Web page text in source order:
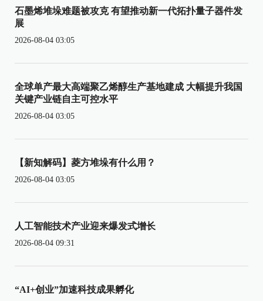
石墨烯堆垛难题被攻克 有望推动新一代拓扑量子器件发
展
2026-08-04 03:05
全球单产最大高端聚乙烯醇生产基地建成 大幅提升我国
关键产业链自主可控水平
2026-08-04 03:05
【新知解码】菱方堆垛有什么用？
2026-08-04 03:05
人工智能技术产业迎来爆发式增长
2026-08-04 09:31
“AI+创业”加速科技成果孵化